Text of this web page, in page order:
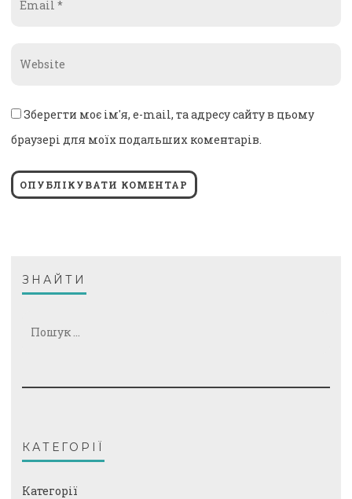
Зберегти моє ім'я, e-mail, та адресу сайту в цьому
браузері для моїх подальших коментарів.
ЗНАЙТИ
КАТЕГОРІЇ
Категорії